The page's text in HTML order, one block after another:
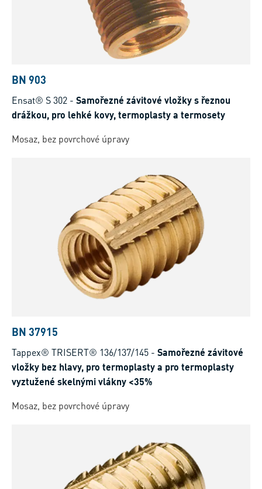
BN 903
Ensat® S 302 - Samořezné závitové vložky s řeznou
drážkou, pro lehké kovy, termoplasty a termosety
Mosaz, bez povrchové úpravy
BN 37915
Tappex® TRISERT® 136/137/145 - Samořezné závitové
vložky bez hlavy, pro termoplasty a pro termoplasty
vyztužené skelnými vlákny <35%
Mosaz, bez povrchové úpravy